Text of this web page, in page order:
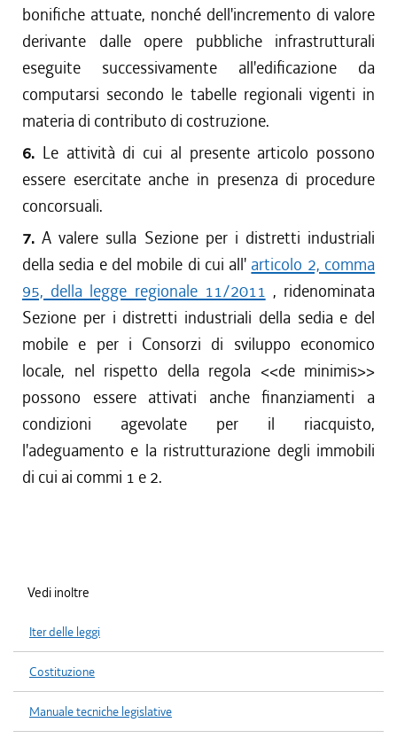
bonifiche attuate, nonché dell'incremento di valore
derivante dalle opere pubbliche infrastrutturali
eseguite successivamente all'edificazione da
computarsi secondo le tabelle regionali vigenti in
materia di contributo di costruzione.
6. Le attività di cui al presente articolo possono
essere esercitate anche in presenza di procedure
concorsuali.
7.A valere sulla Sezione per i distretti industriali
della sedia e del mobile di cui all' articolo 2, comma
95, della legge regionale 11/2011 , ridenominata
Sezione per i distretti industriali della sedia e del
mobile e per i Consorzi di sviluppo economico
locale, nel rispetto della regola <<de minimis>>
possono essere attivati anche finanziamenti a
condizioni agevolate per il riacquisto,
l'adeguamento e la ristrutturazione degli immobili
di cui ai commi 1 e 2.
Vedi inoltre
Iter delle leggi
Costituzione
Manuale tecniche legislative